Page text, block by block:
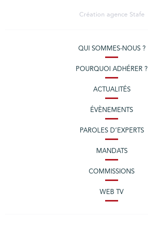
Création agence Stafe
QUI SOMMES-NOUS ?
POURQUOI ADHÉRER ?
ACTUALITÉS
ÉVÈNEMENTS
PAROLES D’EXPERTS
MANDATS
COMMISSIONS
WEB TV